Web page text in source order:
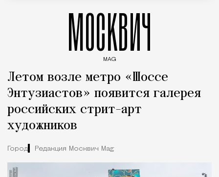
МОСКВИЧ
MAG
Летом возле метро «Шоссе
Энтузиастов» появится галерея
российских стрит-арт
художников
Город Редакция Москвич Mag